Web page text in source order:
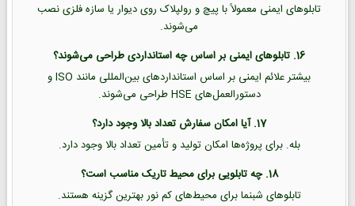
تابلوهای ایمنی معمولاً با پیچ و رولپلاک روی دیوار یا سازه فلزی نصب
می‌شوند.
16. تابلوهای ایمنی بر اساس چه استانداردی طراحی می‌شوند؟
بیشتر علائم ایمنی بر اساس استانداردهای بین‌المللی مانند ISO و
دستورالعمل‌های HSE طراحی می‌شوند.
17. آیا امکان سفارش تعداد بالا وجود دارد؟
بله. برای پروژه‌ها امکان تولید و تأمین تعداد بالا وجود دارد.
18. چه تابلویی برای محیط تاریک مناسب است؟
تابلوهای شبنما برای محیط‌های کم نور بهترین گزینه هستند.